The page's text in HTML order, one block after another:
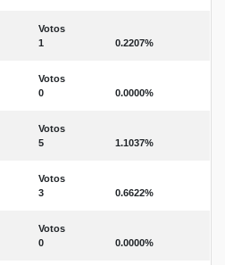
Votos
1
0.2207%
Votos
0
0.0000%
Votos
5
1.1037%
Votos
3
0.6622%
Votos
0
0.0000%